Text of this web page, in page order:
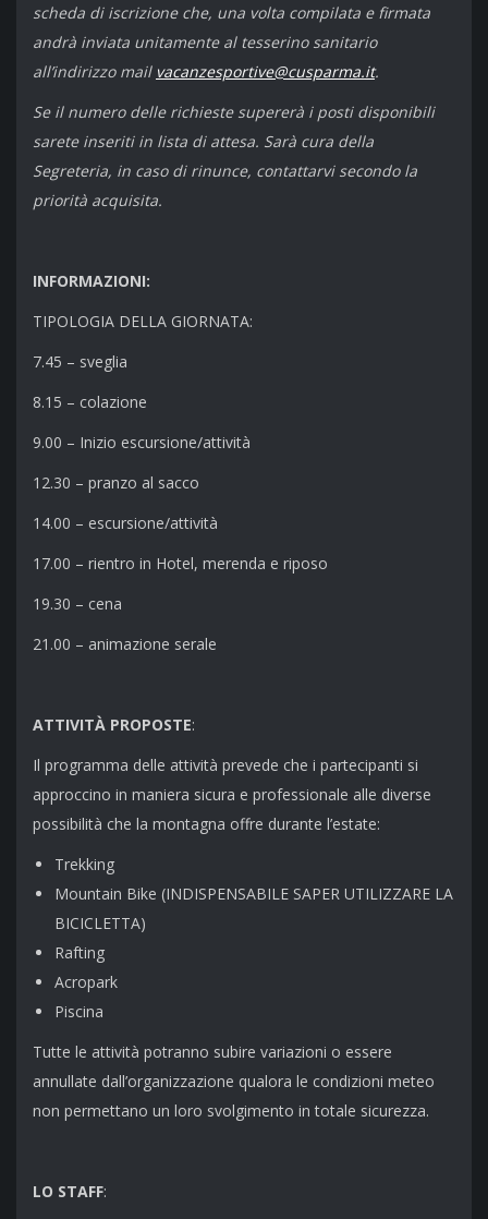
scheda di iscrizione che, una volta compilata e firmata
andrà inviata unitamente al tesserino sanitario
all’indirizzo mail vacanzesportive@cusparma.it.
Se il numero delle richieste supererà i posti disponibili
sarete inseriti in lista di attesa. Sarà cura della
Segreteria, in caso di rinunce, contattarvi secondo la
priorità acquisita.
INFORMAZIONI:
TIPOLOGIA DELLA GIORNATA:
7.45 – sveglia
8.15 – colazione
9.00 – Inizio escursione/attività
12.30 – pranzo al sacco
14.00 – escursione/attività
17.00 – rientro in Hotel, merenda e riposo
19.30 – cena
21.00 – animazione serale
ATTIVITÀ PROPOSTE:
Il programma delle attività prevede che i partecipanti si
approccino in maniera sicura e professionale alle diverse
possibilità che la montagna offre durante l’estate:
Trekking
Mountain Bike (INDISPENSABILE SAPER UTILIZZARE LA
BICICLETTA)
Rafting
Acropark
Piscina
Tutte le attività potranno subire variazioni o essere
annullate dall’organizzazione qualora le condizioni meteo
non permettano un loro svolgimento in totale sicurezza.
LO STAFF: